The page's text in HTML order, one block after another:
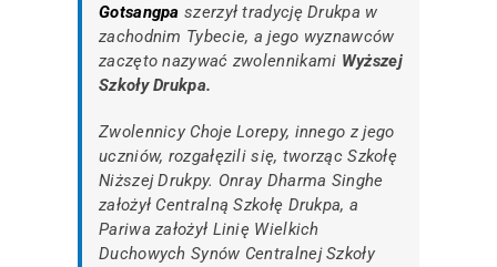
Gotsangpa szerzył tradycję Drukpa w
zachodnim Tybecie, a jego wyznawców
zaczęto nazywać zwolennikami Wyższej
Szkoły Drukpa.
Zwolennicy Choje Lorepy, innego z jego
uczniów, rozgałęzili się, tworząc Szkołę
Niższej Drukpy. Onray Dharma Singhe
założył Centralną Szkołę Drukpa, a
Pariwa założył Linię Wielkich
Duchowych Synów Centralnej Szkoły